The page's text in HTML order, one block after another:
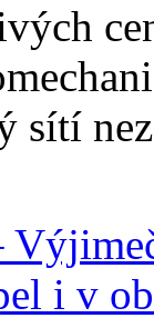
sítí